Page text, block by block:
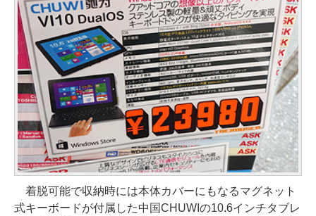
着脱可能で収納時には本体カバーにもなるマグネット
式キーボードが付属した中国CHUWIの10.6インチタブレ